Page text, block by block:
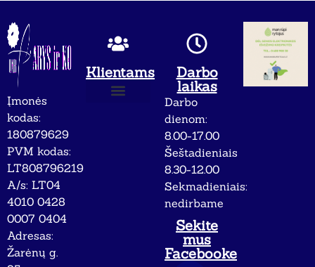
Įmonės
kodas:
180879629
PVM kodas:
LT808796219
A/s: LT04
4010 0428
0007 0404
Adresas:
Žarėnų g.
Klientams
Darbo
laikas
Darbo
dienom:
8.00-17.00
Šeštadieniais
8.30-12.00
Sekmadieniais:
nedirbame
Sekite
mus
Facebooke